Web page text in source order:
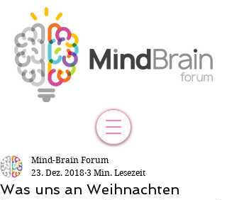
Was uns an Weihnachten
Mind-Brain Forum
23. Dez. 2018 3 Min. Lesezeit